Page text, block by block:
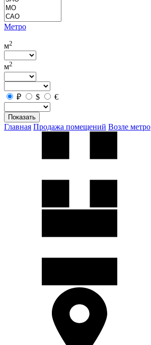
Метро
м2
м2
₽ $ €
Показать
Главная Продажа помещений Возле метро